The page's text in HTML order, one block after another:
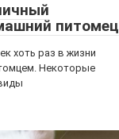
питомец
хоть раз в жизни
Некоторые